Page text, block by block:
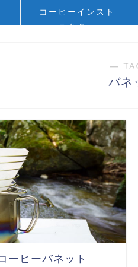
コーヒーインスト
ラクター
―
バネ
ーヒーバネット